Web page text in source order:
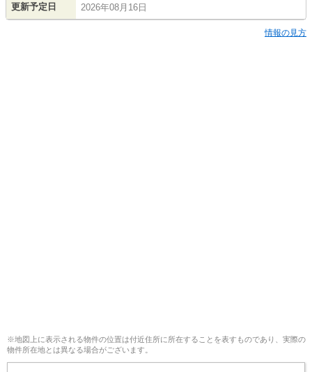
更新予定日 2026年08月16日
情報の見方
※地図上に表示される物件の位置は付近住所に所在することを表すものであり、実際の
物件所在地とは異なる場合がございます。